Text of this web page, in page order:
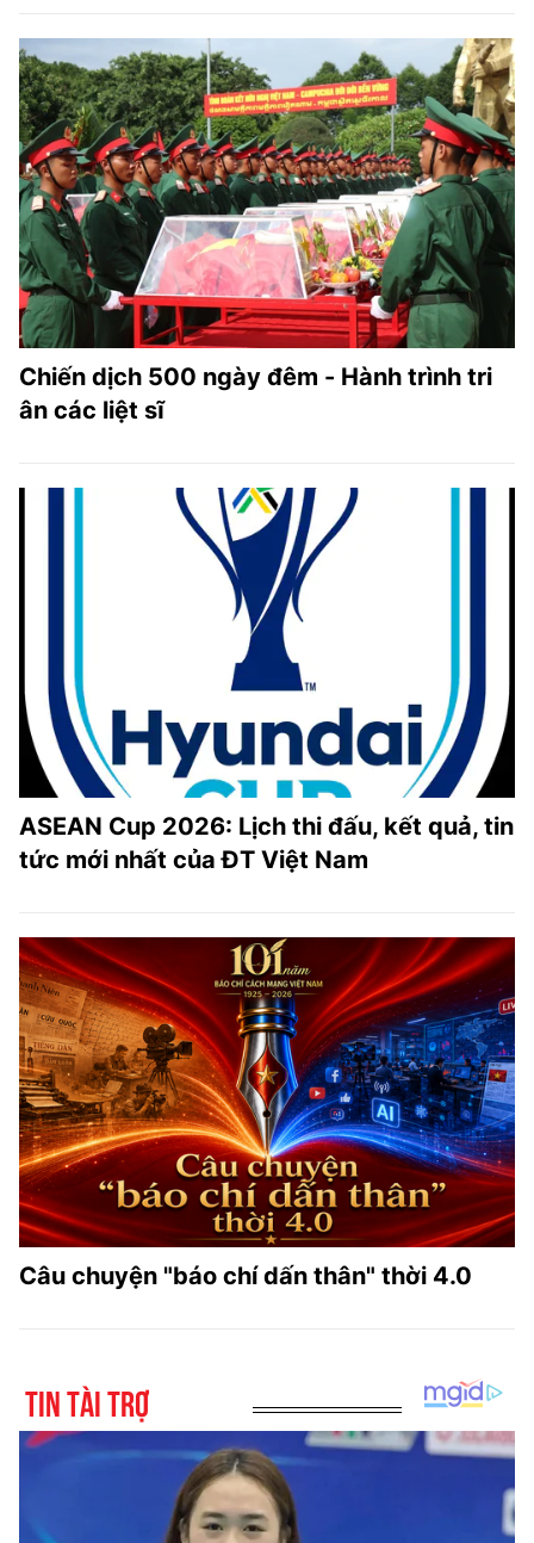
Chiến dịch 500 ngày đêm - Hành trình tri
ân các liệt sĩ
ASEAN Cup 2026: Lịch thi đấu, kết quả, tin
tức mới nhất của ĐT Việt Nam
Câu chuyện "báo chí dấn thân" thời 4.0